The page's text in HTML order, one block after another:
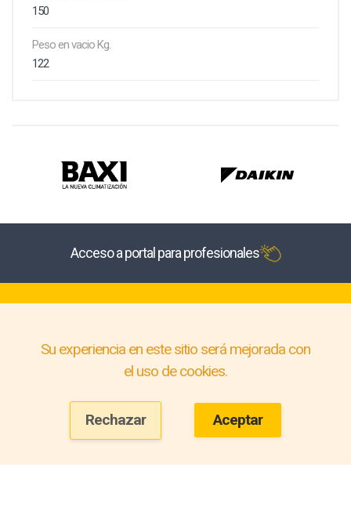
150
Peso en vacio Kg.
122
Acceso a portal para profesionales
Su experiencia en este sitio será mejorada con
el uso de cookies.
Rechazar Aceptar